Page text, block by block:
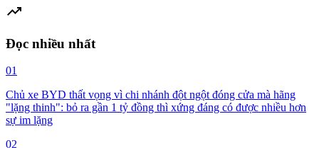
trending_up
Đọc nhiều nhất
01
Chủ xe BYD thất vọng vì chi nhánh đột ngột đóng cửa mà hãng
"lặng thinh": bỏ ra gần 1 tỷ đồng thì xứng đáng có được nhiều hơn
sự im lặng
02